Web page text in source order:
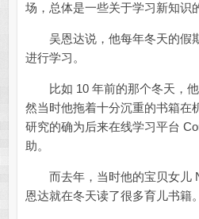
场，总体是一些关于学习新知识
吴恩达说，他每年冬天的假
进行学习。
比如 10 年前的那个冬天，他
然当时他拖着十分沉重的书箱在
研究的确为后来在线学习平台
助。
而去年，当时他的宝贝女儿
恩达就在冬天读了很多育儿书籍。